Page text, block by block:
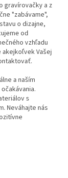
gravírovačky a z
"zabávame",
o dizajne,
od
vzhľadu
Vašej
a naším
s
Neváhajte nás